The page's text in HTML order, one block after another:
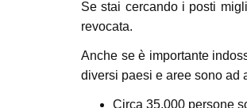
Se stai cercando i posti
revocata.
Anche se è importante
diversi paesi e aree sono ad
Circa 35.000 persone